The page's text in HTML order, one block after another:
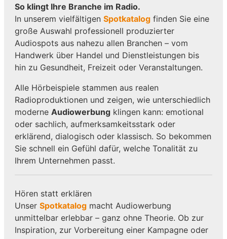
So klingt Ihre Branche im Radio.
In unserem vielfältigen Spotkatalogfinden Sie eine
große Auswahl professionell produzierter
Audiospots aus nahezu allen Branchen – vom
Handwerk über Handel und Dienstleistungen bis
hin zu Gesundheit, Freizeit oder Veranstaltungen.
Alle Hörbeispiele stammen aus realen
Radioproduktionen und zeigen, wie unterschiedlich
moderne Audiowerbungklingen kann: emotional
oder sachlich, aufmerksamkeitsstark oder
erklärend, dialogisch oder klassisch. So bekommen
Sie schnell ein Gefühl dafür, welche Tonalität zu
Ihrem Unternehmen passt.
Hören statt erklären
Unser Spotkatalogmacht Audiowerbung
unmittelbar erlebbar – ganz ohne Theorie. Ob zur
Inspiration, zur Vorbereitung einer Kampagne oder